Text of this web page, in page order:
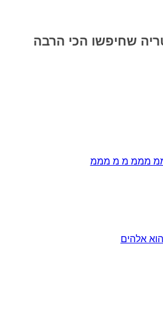
שחיפשו הכי הרבה
מממ מ מ מממ
אלהים